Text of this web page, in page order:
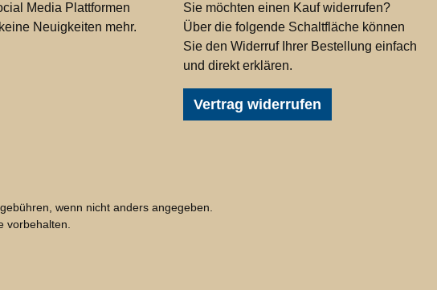
Media Plattformen
Neuigkeiten mehr.
Sie möchten einen Kauf widerrufen?
Über die folgende Schaltfläche können
Sie den Widerruf Ihrer Bestellung einfach
und direkt erklären.
Vertrag widerrufen
wenn nicht anders angegeben.
vorbehalten.